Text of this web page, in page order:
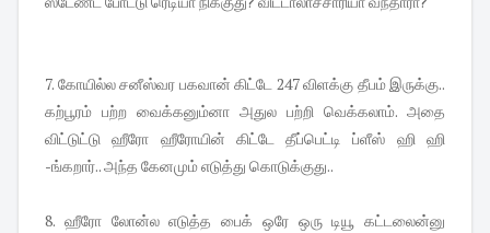
7. கோயில்ல சனீஸ்வர பகவான் கிட்டே 247 விளக்கு தீபம் இருக்கு..
கற்பூரம் பற்ற வைக்கனும்னா அதுல பற்றி வெக்கலாம். அதை
விட்டுட்டு ஹீரோ ஹீரோயின் கிட்டே தீப்பெட்டி ப்ளீஸ் ஹி ஹி
-ங்கறார்.. அந்த கேனமும் எடுத்து கொடுக்குது..
8. ஹீரோ லோன்ல எடுத்த பைக் ஒரே ஒரு டியூ கட்டலைன்னு